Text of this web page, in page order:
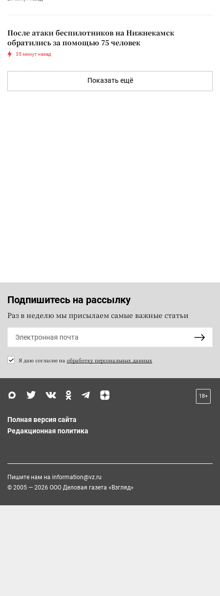
После атаки беспилотников на Нижнекамск
обратились за помощью 75 человек
35 минут назад
Показать ещё
Подпишитесь на рассылку
Раз в неделю мы присылаем самые важные статьи
Я даю согласие на обработку персональных данных
18+
Полная версия сайта
Редакционная политика
Пишите нам на information@vz.ru
© 2005 — 2026 ООО Деловая газета «Взгляд»